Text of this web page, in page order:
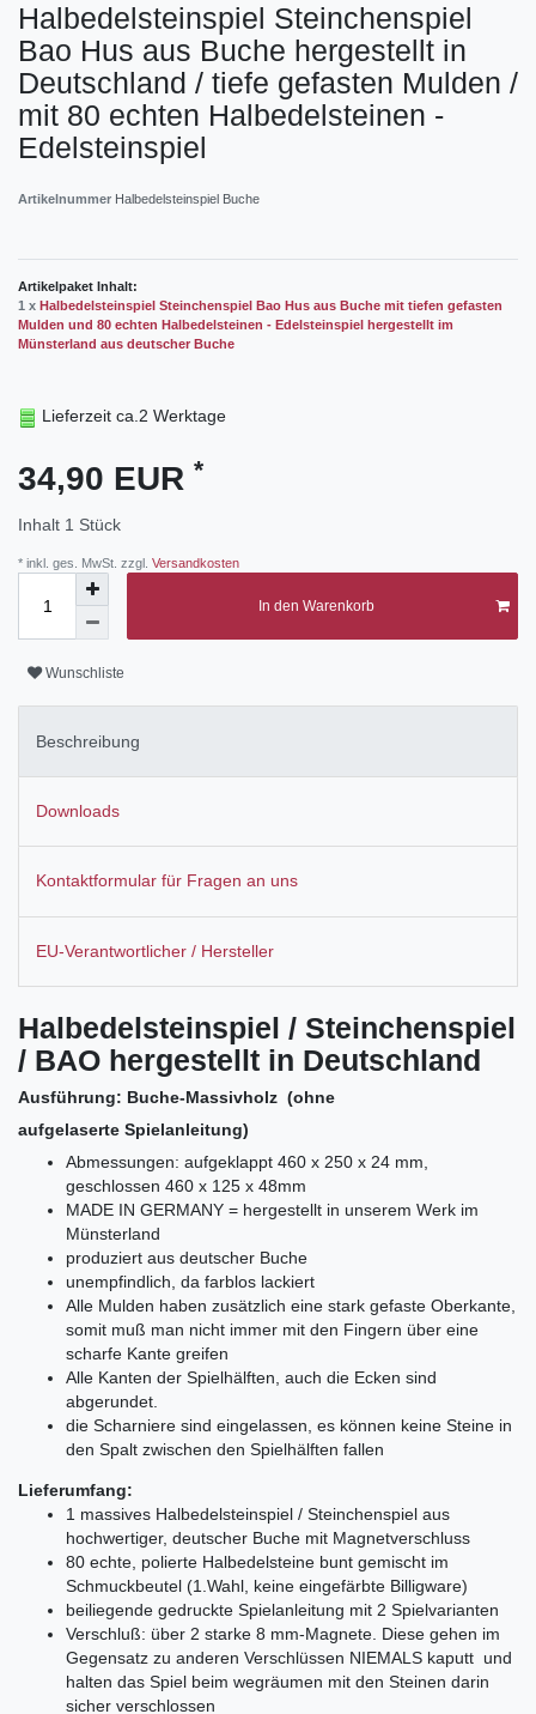
Halbedelsteinspiel Steinchenspiel
Bao Hus aus Buche hergestellt in
Deutschland / tiefe gefasten Mulden /
mit 80 echten Halbedelsteinen -
Edelsteinspiel
Artikelnummer Halbedelsteinspiel Buche
Artikelpaket Inhalt:
1 x Halbedelsteinspiel Steinchenspiel Bao Hus aus Buche mit tiefen gefasten
Mulden und 80 echten Halbedelsteinen - Edelsteinspiel hergestellt im
Münsterland aus deutscher Buche
Lieferzeit ca.2 Werktage
34,90 EUR *
Inhalt 1 Stück
* inkl. ges. MwSt. zzgl. Versandkosten
In den Warenkorb
Wunschliste
Beschreibung
Downloads
Kontaktformular für Fragen an uns
EU-Verantwortlicher / Hersteller
Halbedelsteinspiel / Steinchenspiel
/ BAO hergestellt in Deutschland
Ausführung: Buche-Massivholz (ohne
aufgelaserte Spielanleitung)
Abmessungen: aufgeklappt 460 x 250 x 24 mm,
geschlossen 460 x 125 x 48mm
MADE IN GERMANY = hergestellt in unserem Werk im
Münsterland
produziert aus deutscher Buche
unempfindlich, da farblos lackiert
Alle Mulden haben zusätzlich eine stark gefaste Oberkante,
somit muß man nicht immer mit den Fingern über eine
scharfe Kante greifen
Alle Kanten der Spielhälften, auch die Ecken sind
abgerundet.
die Scharniere sind eingelassen, es können keine Steine in
den Spalt zwischen den Spielhälften fallen
Lieferumfang:
1 massives Halbedelsteinspiel / Steinchenspiel aus
hochwertiger, deutscher Buche mit Magnetverschluss
80 echte, polierte Halbedelsteine bunt gemischt im
Schmuckbeutel (1.Wahl, keine eingefärbte Billigware)
beiliegende gedruckte Spielanleitung mit 2 Spielvarianten
Verschluß: über 2 starke 8 mm-Magnete. Diese gehen im
Gegensatz zu anderen Verschlüssen NIEMALS kaputt und
halten das Spiel beim wegräumen mit den Steinen darin
sicher verschlossen